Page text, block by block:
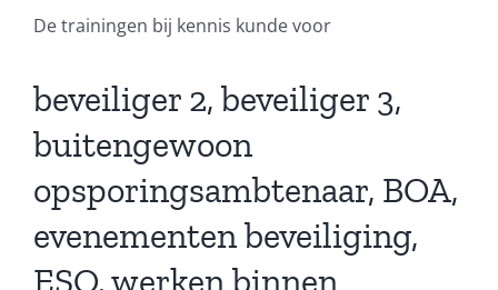
De trainingen bij kennis kunde voor
beveiliger 2, beveiliger 3,
buitengewoon
opsporingsambtenaar, BOA,
evenementen beveiliging,
ESO, werken binnen